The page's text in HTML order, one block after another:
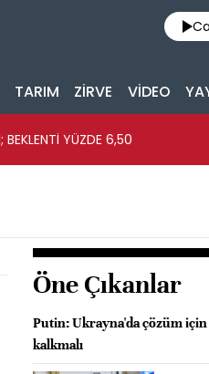
TARIM ZİRVE VİDEO
BEKLENTİ YÜZDE 6,50
Öne Çıkanlar
Putin: Ukrayna'da çözüm
kalkmalı